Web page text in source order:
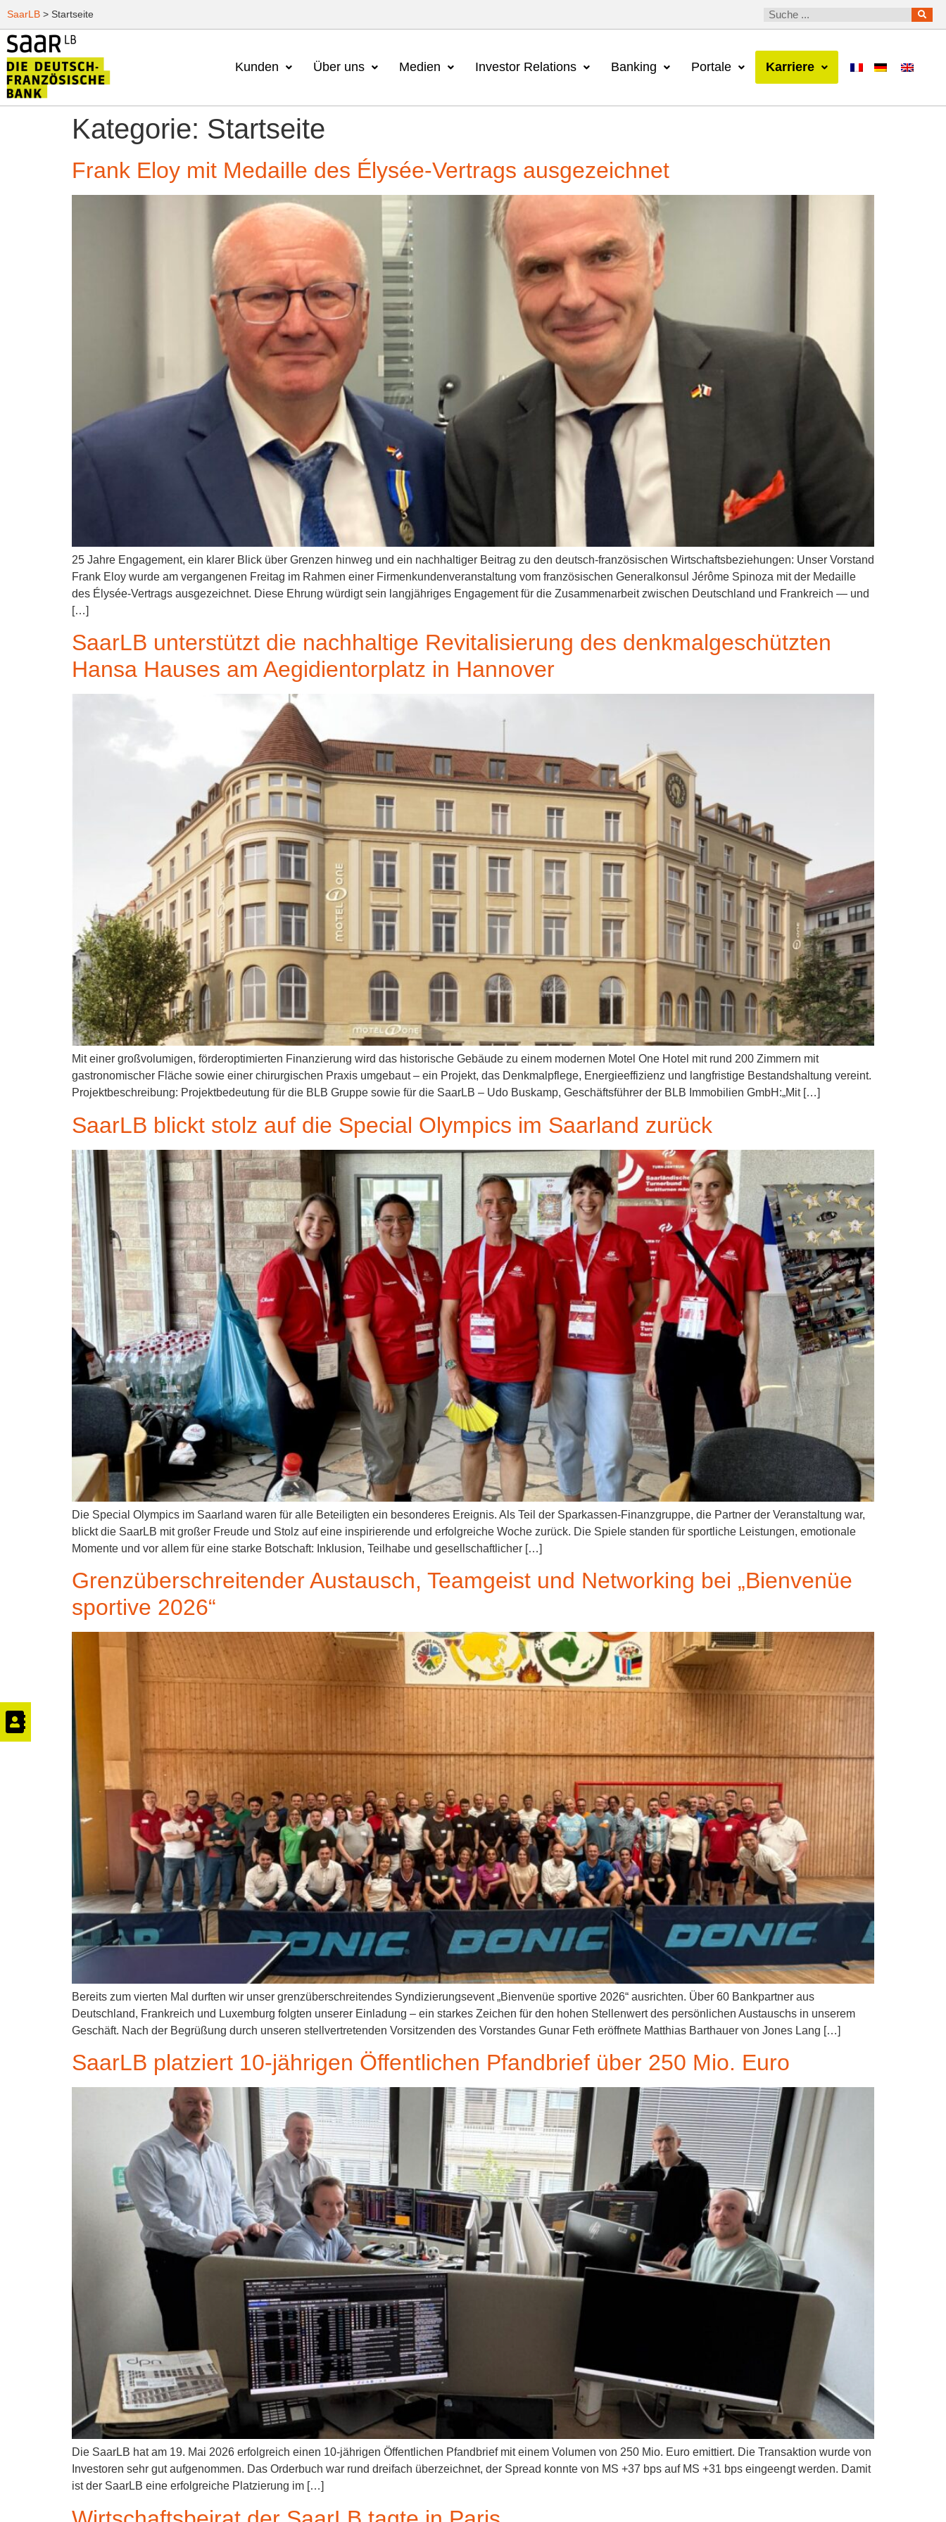
SaarLB > Startseite
Kunden Über uns Medien Investor Relations Banking Portale Karriere
Kategorie: Startseite
Frank Eloy mit Medaille des Élysée-Vertrags ausgezeichnet
25 Jahre Engagement, ein klarer Blick über Grenzen hinweg und ein nachhaltiger Beitrag zu den deutsch-französischen Wirtschaftsbeziehungen: Unser Vorstand
Frank Eloy wurde am vergangenen Freitag im Rahmen einer Firmenkundenveranstaltung vom französischen Generalkonsul Jérôme Spinoza mit der Medaille
des Élysée-Vertrags ausgezeichnet. Diese Ehrung würdigt sein langjähriges Engagement für die Zusammenarbeit zwischen Deutschland und Frankreich — und
[…]
SaarLB unterstützt die nachhaltige Revitalisierung des denkmalgeschützten
Hansa Hauses am Aegidientorplatz in Hannover
Mit einer großvolumigen, förderoptimierten Finanzierung wird das historische Gebäude zu einem modernen Motel One Hotel mit rund 200 Zimmern mit
gastronomischer Fläche sowie einer chirurgischen Praxis umgebaut – ein Projekt, das Denkmalpflege, Energieeffizienz und langfristige Bestandshaltung vereint.
Projektbeschreibung: Projektbedeutung für die BLB Gruppe sowie für die SaarLB – Udo Buskamp, Geschäftsführer der BLB Immobilien GmbH:„Mit […]
SaarLB blickt stolz auf die Special Olympics im Saarland zurück
Die Special Olympics im Saarland waren für alle Beteiligten ein besonderes Ereignis. Als Teil der Sparkassen-Finanzgruppe, die Partner der Veranstaltung war,
blickt die SaarLB mit großer Freude und Stolz auf eine inspirierende und erfolgreiche Woche zurück. Die Spiele standen für sportliche Leistungen, emotionale
Momente und vor allem für eine starke Botschaft: Inklusion, Teilhabe und gesellschaftlicher […]
Grenzüberschreitender Austausch, Teamgeist und Networking bei „Bienvenüe
sportive 2026“
Bereits zum vierten Mal durften wir unser grenzüberschreitendes Syndizierungsevent „Bienvenüe sportive 2026“ ausrichten. Über 60 Bankpartner aus
Deutschland, Frankreich und Luxemburg folgten unserer Einladung – ein starkes Zeichen für den hohen Stellenwert des persönlichen Austauschs in unserem
Geschäft. Nach der Begrüßung durch unseren stellvertretenden Vorsitzenden des Vorstandes Gunar Feth eröffnete Matthias Barthauer von Jones Lang […]
SaarLB platziert 10-jährigen Öffentlichen Pfandbrief über 250 Mio. Euro
Die SaarLB hat am 19. Mai 2026 erfolgreich einen 10-jährigen Öffentlichen Pfandbrief mit einem Volumen von 250 Mio. Euro emittiert. Die Transaktion wurde von
Investoren sehr gut aufgenommen. Das Orderbuch war rund dreifach überzeichnet, der Spread konnte von MS +37 bps auf MS +31 bps eingeengt werden. Damit
ist der SaarLB eine erfolgreiche Platzierung im […]